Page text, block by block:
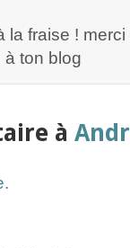
la fraise !
ton blog
à